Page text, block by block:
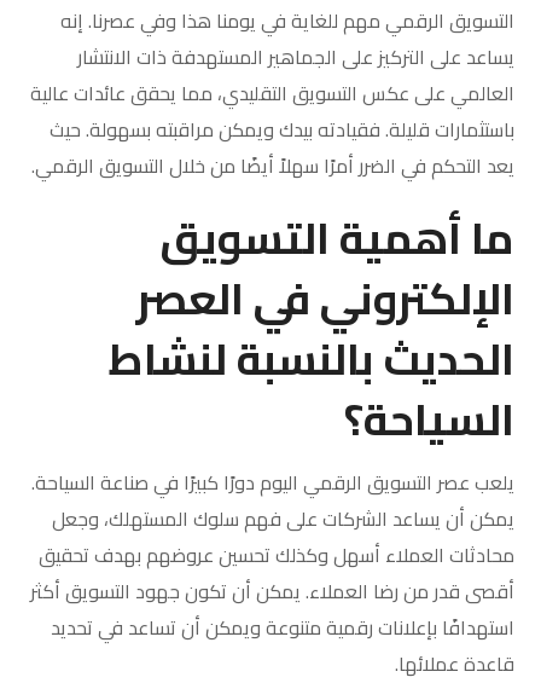
التسويق الرقمي مهم للغاية في يومنا هذا وفي عصرنا. إنه
يساعد على التركيز على الجماهير المستهدفة ذات الانتشار
العالمي على عكس التسويق التقليدي، مما يحقق عائدات عالية
باستثمارات قليلة. فقيادته بيدك ويمكن مراقبته بسهولة. حيث
يعد التحكم في الضرر أمرًا سهلاً أيضًا من خلال التسويق الرقمي.
ما أهمية التسويق
الإلكتروني في العصر
الحديث بالنسبة لنشاط
السياحة؟
يلعب عصر التسويق الرقمي اليوم دورًا كبيرًا في صناعة السياحة.
يمكن أن يساعد الشركات على فهم سلوك المستهلك، وجعل
محادثات العملاء أسهل وكذلك تحسين عروضهم بهدف تحقيق
أقصى قدر من رضا العملاء. يمكن أن تكون جهود التسويق أكثر
استهدافًا بإعلانات رقمية متنوعة ويمكن أن تساعد في تحديد
قاعدة عملائها.